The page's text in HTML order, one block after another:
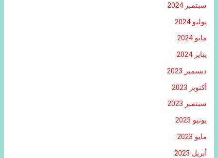
سبتمبر 2024
يوليو 2024
مايو 2024
يناير 2024
ديسمبر 2023
أكتوبر 2023
سبتمبر 2023
يونيو 2023
مايو 2023
أبريل 2023